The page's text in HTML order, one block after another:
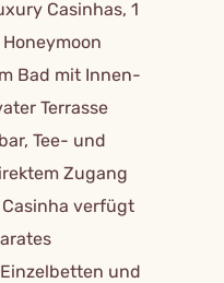
Casinhas, 1
Bad mit Innen-
Terrasse
Tee- und
Zugang
verfügt
und